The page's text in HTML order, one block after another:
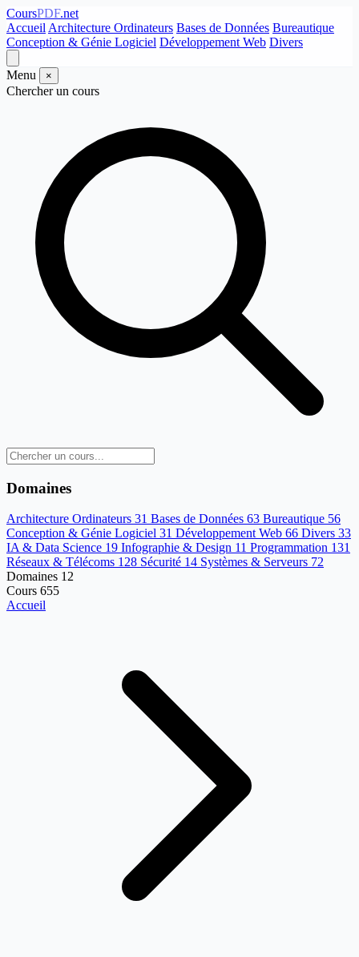
CoursPDF.net
Accueil Architecture Ordinateurs Bases de Données Bureautique
Conception & Génie Logiciel Développement Web Divers
Menu ×
Chercher un cours
Domaines
Architecture Ordinateurs 31 Bases de Données 63 Bureautique 56
Conception & Génie Logiciel 31 Développement Web 66 Divers 33
IA & Data Science 19 Infographie & Design 11 Programmation 131
Réseaux & Télécoms 128 Sécurité 14 Systèmes & Serveurs 72
Domaines 12
Cours 655
Accueil